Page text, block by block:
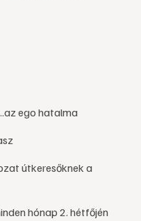
ego hatalma
útkeresőknek a
hónap 2. hétfőjén